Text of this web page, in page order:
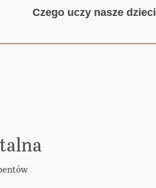
Czego uczy nasze dzieci